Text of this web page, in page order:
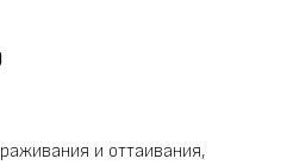
и оттаивания,